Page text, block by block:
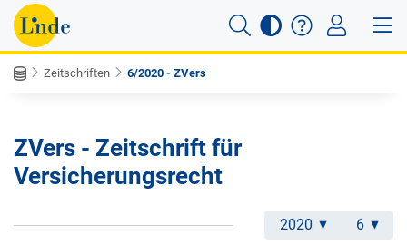
Zeitschriften 6/2020 - ZVers
ZVers - Zeitschrift für
Versicherungsrecht
2020 6